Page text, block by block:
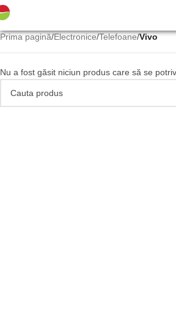
Prima pagină/Electronice/Telefoane/Vivo
Nu a fost găsit niciun produs care să se